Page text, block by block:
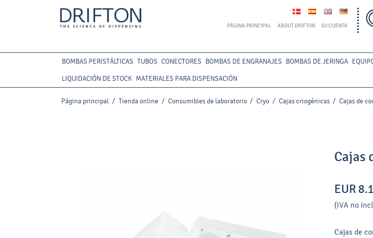
PÁGINA PRINCIPAL ABOUT DRIFTON SU CUENTA
BOMBAS PERISTÁLTICAS TUBOS CONECTORES BOMBAS DE ENGRANAJES BOMBAS DE JERINGA
LIQUIDACIÓN DE STOCK MATERIALES PARA DISPENSACIÓN
Página principal / Tienda online / Consumibles de laboratorio / Cryo / Cajas criogénicas / Cajas de
Cajas
EUR
(IVA no
Cajas de